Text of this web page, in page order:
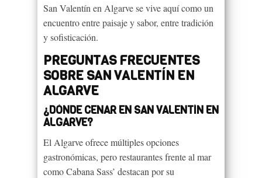
San Valentín en Algarve se vive aquí como un
encuentro entre paisaje y sabor, entre tradición
y sofisticación.
PREGUNTAS FRECUENTES
SOBRE SAN VALENTÍN EN
ALGARVE
¿DÓNDE CENAR EN SAN VALENTÍN EN
ALGARVE?
El Algarve ofrece múltiples opciones
gastronómicas, pero restaurantes frente al mar
como Cabana Sass’ destacan por su